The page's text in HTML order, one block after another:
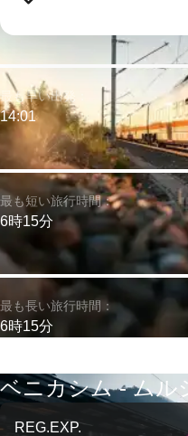
最も短い旅行時間：
6時15分
最も早い出発：
14:01
最も長い旅行時間：
6時15分
ベニカシム - ムル
REG.EXP.